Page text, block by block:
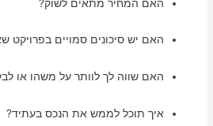
האם המחיר מתאים לשוק?
האם יש סיכונים סמויים בפרויקט
האם שווה לך לוותר על משהו או
איך תוכל לממש את הנכס בעתיד?